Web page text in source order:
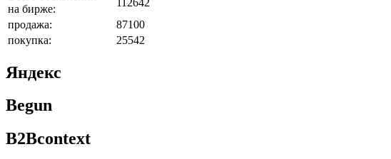
на бирже:
продажа:
87100
покупка:
25542
Яндекс
Begun
B2Bcontext